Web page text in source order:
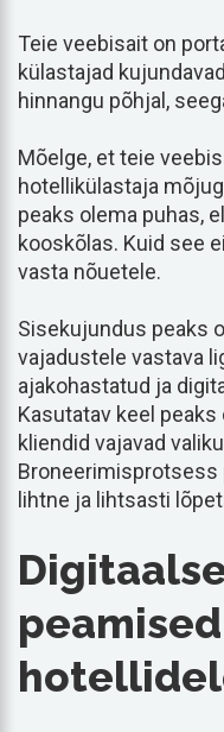
Teie veebisait on
külastajad
hinnangu põhjal,
Mõelge, et teie
hotellikülastaja
peaks olema puhas,
kooskõlas. Kuid see
vasta nõuetele.
Sisekujundus peaks
vajadustele vastava
ajakohastatud ja
Kasutatav keel
kliendid vajavad
Broneerimisprotsess
lihtne ja lihtsasti